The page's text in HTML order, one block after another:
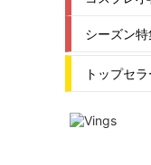
シーズン特
トップセラ